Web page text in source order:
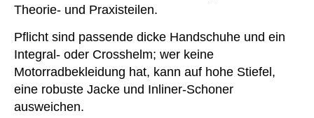
Theorie- und Praxisteilen.
Pflicht sind passende dicke Handschuhe und ein
Integral- oder Crosshelm; wer keine
Motorradbekleidung hat, kann auf hohe Stiefel,
eine robuste Jacke und Inliner-Schoner
ausweichen.